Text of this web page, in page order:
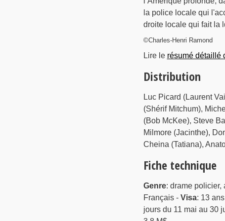
la police locale qui
droite locale qui fait la
©Charles-Henri Ramond
Lire le résumé détaillé
Distribution
Luc Picard (Laurent
(Shérif Mitchum),
(Bob McKee), Steve
Milmore (Jacinthe),
Cheina (Tatiana),
Fiche technique
Genre: drame policier,
Français - Visa: 13
jours du 11 mai au 30